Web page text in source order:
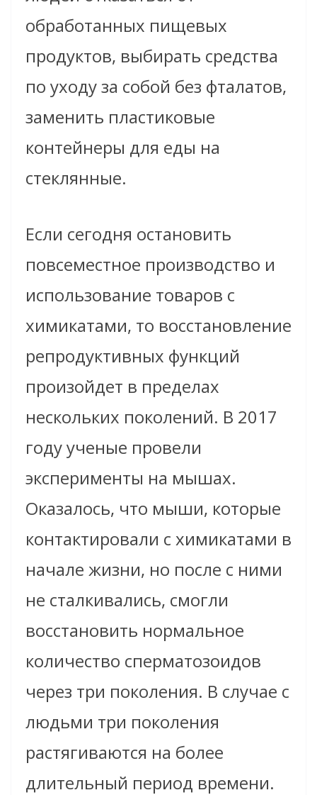
обработанных пищевых
продуктов, выбирать средства
по уходу за собой без фталатов,
заменить пластиковые
контейнеры для еды на
стеклянные.
Если сегодня остановить
повсеместное производство и
использование товаров с
химикатами, то восстановление
репродуктивных функций
произойдет в пределах
нескольких поколений. В 2017
году ученые провели
эксперименты на мышах.
Оказалось, что мыши, которые
контактировали с химикатами в
начале жизни, но после с ними
не сталкивались, смогли
восстановить нормальное
количество сперматозоидов
через три поколения. В случае с
людьми три поколения
растягиваются на более
длительный период времени.